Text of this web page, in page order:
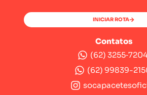
INICIAR ROTA
Contatos
(62)
(62) 99839-